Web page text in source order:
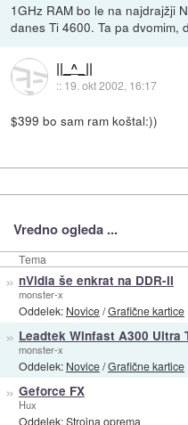
1GHz RAM bo le na najdrajžji
danes Ti 4600. Ta pa dvomim,
||_^_||
:: 19. okt 2002, 16:17
$399 bo sam ram koštal:))
Vredno ogleda ...
Tema
» nVidia še enkrat na DDR-II
monster-x
Oddelek: Novice/Grafične kartice
» Leadtek Winfast A300 Ultra
monster-x
Oddelek: Novice/Grafične kartice
» Geforce FX
Hux
Oddelek:Strojna oprema